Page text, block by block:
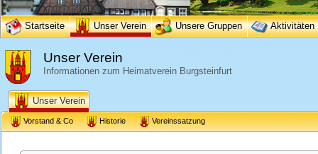
Startseite Unser Verein Unsere Gruppen Aktivitäten
Unser Verein
Informationen zum Heimatverein Burgsteinfurt
Unser Verein
Vorstand & Co Historie Vereinssatzung